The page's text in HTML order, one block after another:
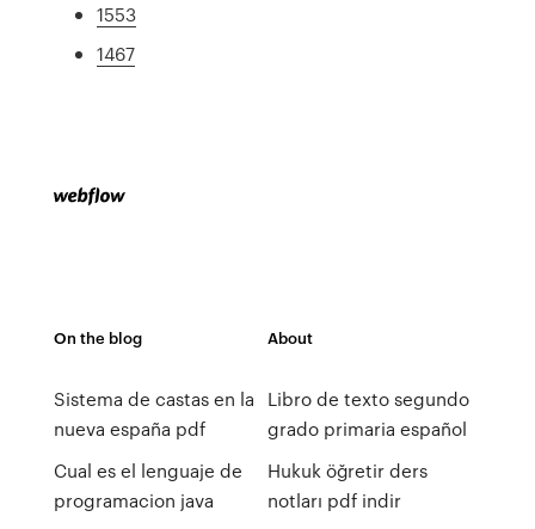
1553
1467
On the blog
Sistema de castas en la
nueva españa pdf
Cual es el lenguaje de
programacion java
About
Libro de texto segundo
grado primaria español
Hukuk öğretir ders
notları pdf indir